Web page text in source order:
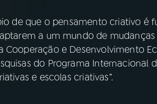
de que o pensamento criativo é
a um mundo de
Cooperação e Desenvolvimento
do Programa Internacional
e escolas criativas”.